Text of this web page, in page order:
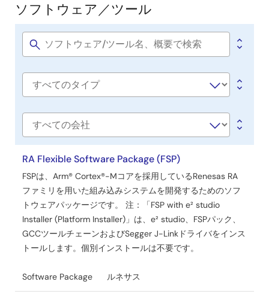
ソ
フ
ト
ウ
ア
／
ツ
ー
ル
ソフトウェア／ツール
Software
Software
社
名
RA Flexible Software Package (FSP)
FSPは、Arm® Cortex®-Mコアを採用しているRenesas RA
ファミリを用いた組み込みシステムを開発するためのソフ
トウェアパッケージです。 注：「FSP with e² studio
Installer (Platform Installer)」は、e² studio、FSPパック、
GCCツールチェーンおよびSegger J-Linkドライバをインス
トールします。個別インストールは不要です。
Software Package ルネサス